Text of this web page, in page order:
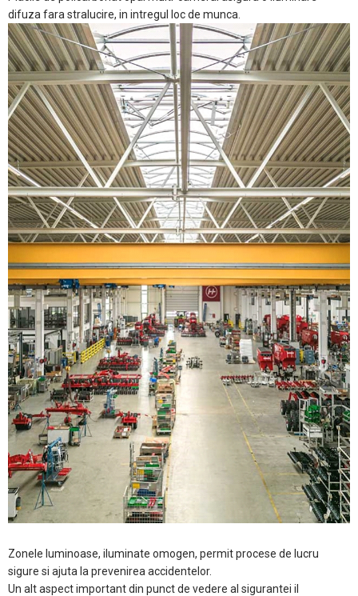
difuza fara stralucire, in intregul loc de munca.
Zonele luminoase, iluminate omogen, permit procese de lucru
sigure si ajuta la prevenirea accidentelor.
Un alt aspect important din punct de vedere al sigurantei il